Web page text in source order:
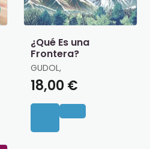
¿Qué Es una
Frontera?
GUDOL,
18,00 €